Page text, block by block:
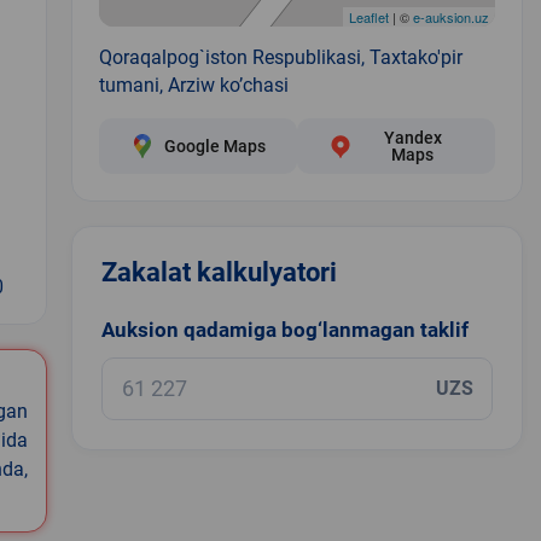
Leaflet| ©e-auksion.uz
Qoraqalpog`iston Respublikasi, Taxtako'pir
tumani, Arziw ko’chasi
Google Maps
Yandex
Maps
Zakalat kalkulyatori
Auksion qadamiga bog‘lanmagan taklif
UZS